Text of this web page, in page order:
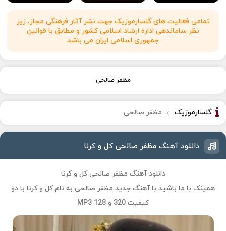
تمامی فعالیت های گلسارموزیک جهت نشر آثار فرهنگی مجاز، زیر
نظر ساماندهی اداره ارشاد اسلامی کشور و مطابق با قوانین
جمهوری اسلامی ایران می باشد
مظفر صالحی
گلسارموزیک مظفر صالحی
دانلود آهنگ مظفر صالحی کل و کرنا
دانلود آهنگ مظفر صالحی کل و کرنا
همینک با ما باشید با آهنگ جدید مظفر صالحی به نامکل و کرنا با دو
کیفیت 320 و 128 MP3